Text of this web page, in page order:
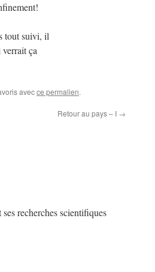
tout suivi, il
ça
avecce permalien.
Retour au pays – I →
recherches scientifiques